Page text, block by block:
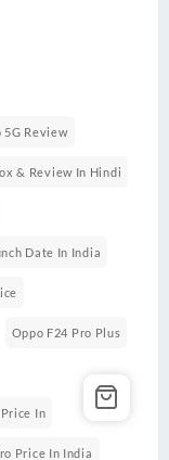
5G Review
& Review In Hindi
Date In India
Oppo F24 Pro Plus
In
Price In India